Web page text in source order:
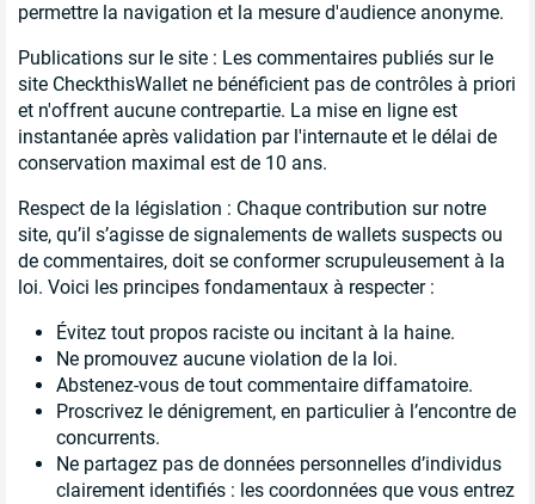
permettre la navigation et la mesure d'audience anonyme.
Publications sur le site : Les commentaires publiés sur le
site CheckthisWallet ne bénéficient pas de contrôles à priori
et n'offrent aucune contrepartie. La mise en ligne est
instantanée après validation par l'internaute et le délai de
conservation maximal est de 10 ans.
Respect de la législation : Chaque contribution sur notre
site, qu’il s’agisse de signalements de wallets suspects ou
de commentaires, doit se conformer scrupuleusement à la
loi. Voici les principes fondamentaux à respecter :
Évitez tout propos raciste ou incitant à la haine.
Ne promouvez aucune violation de la loi.
Abstenez-vous de tout commentaire diffamatoire.
Proscrivez le dénigrement, en particulier à l’encontre de
concurrents.
Ne partagez pas de données personnelles d’individus
clairement identifiés : les coordonnées que vous entrez